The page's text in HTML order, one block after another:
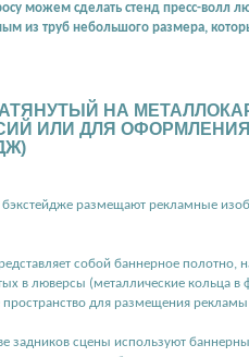
можем сделать стенд пресс-волл
из труб небольшого размера,
НА
ИЛИ ДЛЯ
бэкстейдже размещают рекламные
собой баннерное полотно,
в люверсы (металлические кольца в
пространство для размещения
задников сцены используют